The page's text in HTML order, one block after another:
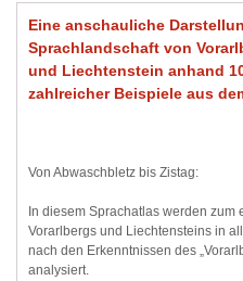
Eine anschauliche
Sprachlandschaft von
und Liechtenstein anhand
zahlreicher Beispiele aus
Von Abwaschbletz bis Zistag:
In diesem Sprachatlas werden zum
Vorarlbergs und Liechtensteins in
nach den Erkenntnissen des
analysiert.